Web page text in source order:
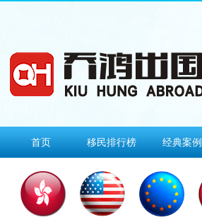
首页 移民排行榜 经典案例